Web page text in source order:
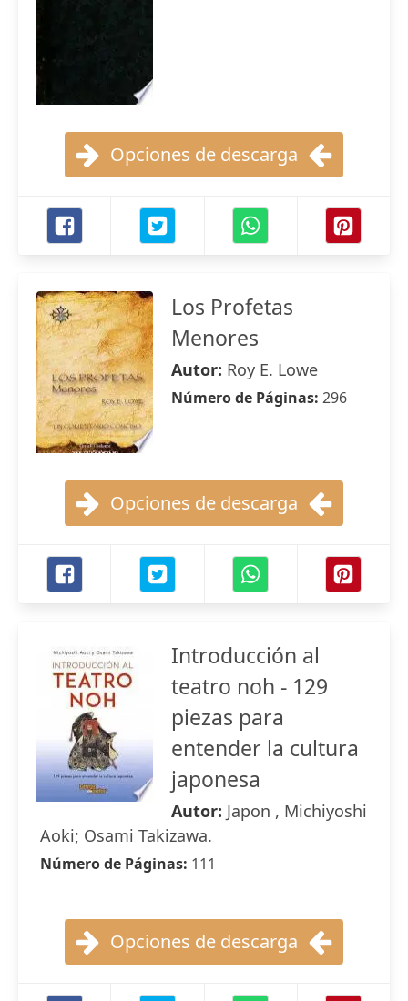
Opciones de descarga
Los Profetas
Menores
Autor: Roy E. Lowe
Número de Páginas: 296
Opciones de descarga
Introducción al
teatro noh - 129
piezas para
entender la cultura
japonesa
Autor: Japon , Michiyoshi
Aoki; Osami Takizawa.
Número de Páginas: 111
Opciones de descarga